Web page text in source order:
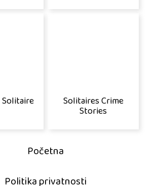
Solitaires Crime
Stories
Početna
Politika privatnosti